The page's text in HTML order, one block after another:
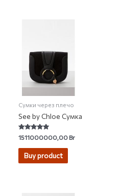
Сумки через плечо
See by Chloe Сумка
Rated
5.00
out of 5
1511000000,00Br
Buy product